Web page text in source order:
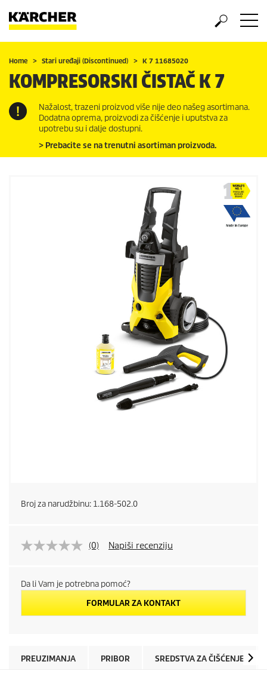
Home Stari uređaji (Discontinued) K 7 11685020
KOMPRESORSKI ČISTAČ K 7
Nažalost, trazeni proizvod više nije deo našeg asortimana.
Dodatna oprema, proizvodi za čišćenje i uputstva za
upotrebu su i dalje dostupni.
> Prebacite se na trenutni asortiman proizvoda.
Broj za narudžbinu: 1.168-502.0
(0) Napiši recenziju
Da li Vam je potrebna pomoć?
FORMULAR ZA KONTAKT
PREUZIMANJA PRIBOR SREDSTVA ZA ČIŠĆENJE